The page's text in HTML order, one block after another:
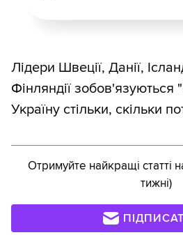
Лідери Швеції, Данії,
Фінляндії зобов'язуються
Україну стільки, скільки
Отримуйте найкращі статті
тижні)